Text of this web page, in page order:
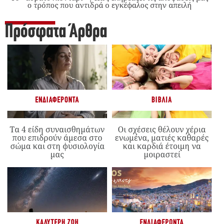
ο τρόπος που αντιδρά ο εγκέφαλος στην απειλή
Πρόσφατα Άρθρα
ΕΝΔΙΑΦΈΡΟΝΤΑ
Τα 4 είδη συναισθημάτων
που επιδρούν άμεσα στο
σώμα και στη φυσιολογία
μας
ΒΙΒΛΊΑ
Οι σχέσεις θέλουν χέρια
ενωμένα, ματιές καθαρές
και καρδιά έτοιμη να
μοιραστεί